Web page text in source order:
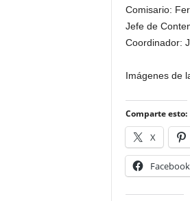
Comisario:
Jefe de
Coordinador:
Imágenes de
Comparte esto:
X
Facebook